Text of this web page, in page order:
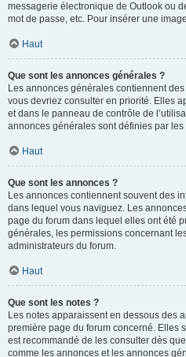
messagerie électronique de Outlook ou
mot de passe, etc. Pour insérer une
Haut
Que sont les annonces générales ?
Les annonces générales contiennent
vous devriez consulter en priorité. Elles
et dans le panneau de contrôle de
annonces générales sont définies par
Haut
Que sont les annonces ?
Les annonces contiennent souvent des
dans lequel vous naviguez. Les
page du forum dans lequel elles ont été
générales, les permissions concernant
administrateurs du forum.
Haut
Que sont les notes ?
Les notes apparaissent en dessous des
première page du forum concerné. Elles
est recommandé de les consulter dès
comme les annonces et les annonces